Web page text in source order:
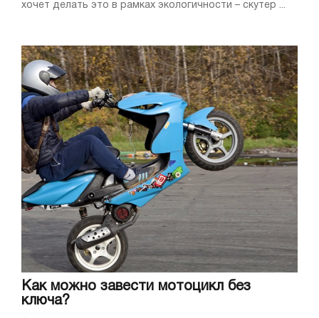
хочет делать это в рамках экологичности – скутер ...
Как можно завести мотоцикл без
ключа?